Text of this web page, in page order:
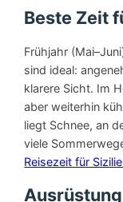
Beste Zeit
Frühjahr
sind ideal:
klarere Sicht. Im
aber weiterhin
liegt Schnee, an
viele
Reisezeit für